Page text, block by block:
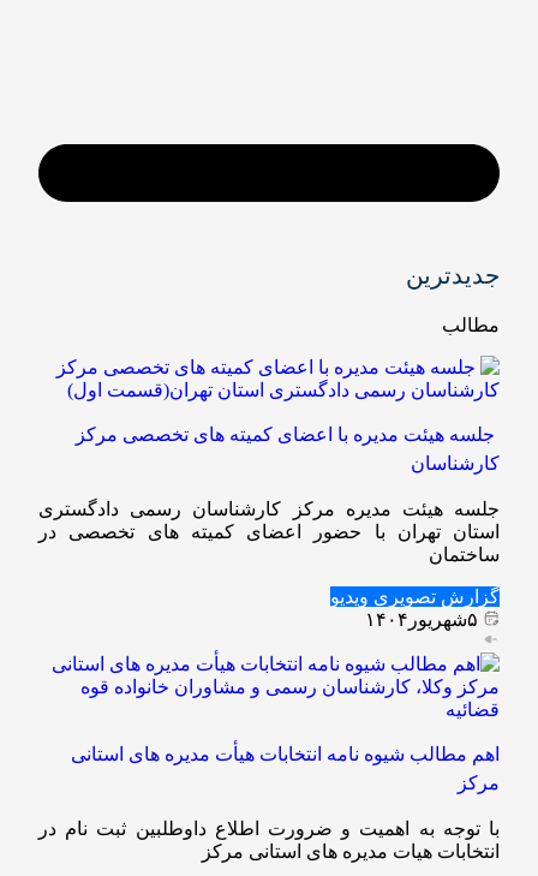
جدیدترین
مطالب
جلسه هیئت مدیره با اعضای کمیته های تخصصی مرکز
کارشناسان
جلسه هیئت مدیره مرکز کارشناسان رسمی دادگستری
استان تهران با حضور اعضای کمیته های تخصصی در
ساختمان
گزارش تصویری ویدیو
۵شهریور ۱۴۰۴
اهم مطالب شیوه نامه انتخابات هیأت مدیره های استانی
مرکز
با توجه به اهمیت و ضرورت اطلاع داوطلبین ثبت نام در
انتخابات هیات مدیره های استانی مرکز